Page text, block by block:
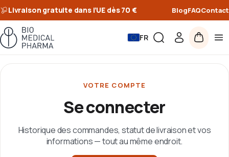
Livraison gratuite dans l’UE dès 70 € BlogFAQContact
FR
VOTRE COMPTE
Se connecter
Historique des commandes, statut de livraison et vos
informations — tout au même endroit.